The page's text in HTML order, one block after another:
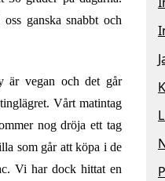
ganska snabbt och
är vegan och det går
Vårt matintag
nog dröja ett tag
som går att köpa i de
Vi har dock hittat en